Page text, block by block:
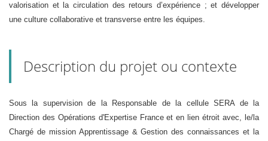
valorisation et la circulation des retours d’expérience ; et développer
une culture collaborative et transverse entre les équipes.
Description du projet ou contexte
Sous la supervision de la Responsable de la cellule SERA de la
Direction des Opérations d'Expertise France et en lien étroit avec, le/la
Chargé de mission Apprentissage & Gestion des connaissances et la